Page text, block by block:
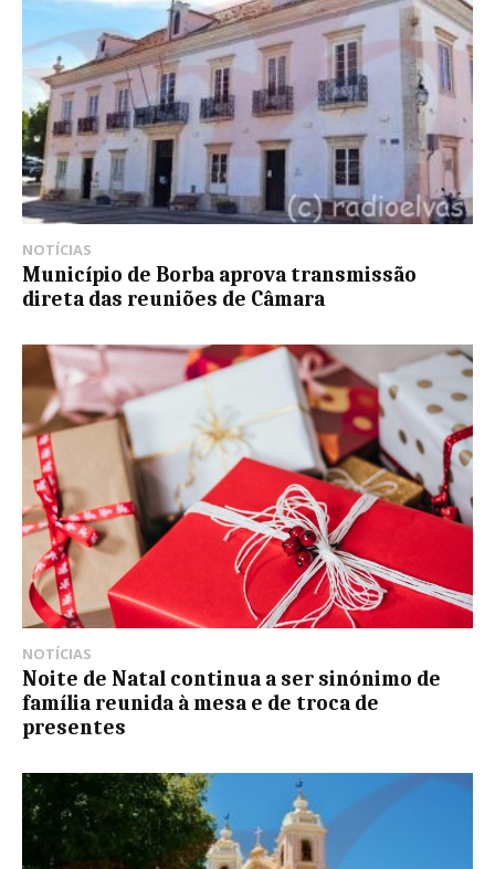
NOTÍCIAS
Município de Borba aprova transmissão
direta das reuniões de Câmara
NOTÍCIAS
Noite de Natal continua a ser sinónimo de
família reunida à mesa e de troca de
presentes